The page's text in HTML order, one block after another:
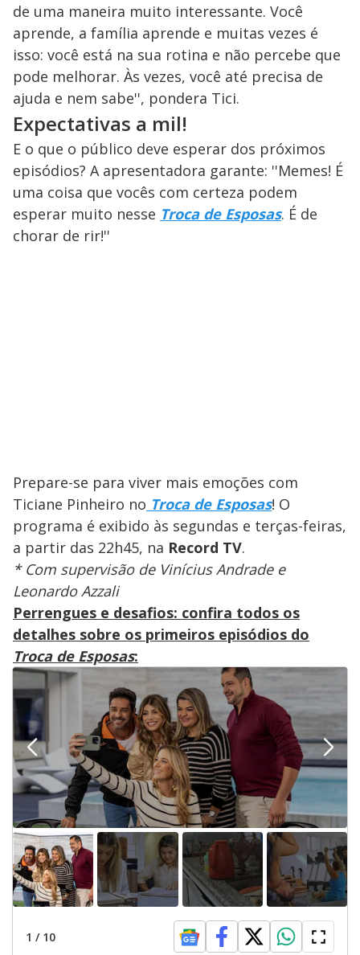
de uma maneira muito interessante. Você
aprende, a família aprende e muitas vezes é
isso: você está na sua rotina e não percebe que
pode melhorar. Às vezes, você até precisa de
ajuda e nem sabe'', pondera Tici.
Expectativas a mil!
E o que o público deve esperar dos próximos
episódios? A apresentadora garante: ''Memes! É
uma coisa que vocês com certeza podem
esperar muito nesse Troca de Esposas. É de
chorar de rir!''
Prepare-se para viver mais emoções com
Ticiane Pinheiro no Troca de Esposas! O
programa é exibido às segundas e terças-feiras,
a partir das 22h45, na Record TV.
* Com supervisão de Vinícius Andrade e
Leonardo Azzali
Perrengues e desafios: confira todos os
detalhes sobre os primeiros episódios do
Troca de Esposas:
1 / 10